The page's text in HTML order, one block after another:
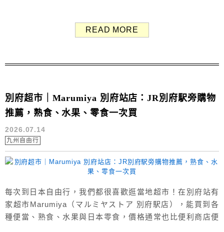
票交通、叢林巴士預約方式、園區特色與親子旅遊心得，分
READ MORE
別府超市｜Marumiya 別府站店：JR別府駅旁購物
推薦，熟食、水果、零食一次買
2026.07.14
九州自由行
每次到日本自由行，我們都很喜歡逛當地超市！在別府站有
家超市Marumiya（マルミヤストア 別府駅店），能買到各
種便當、熟食、水果與日本零食，價格通常也比便利商店便